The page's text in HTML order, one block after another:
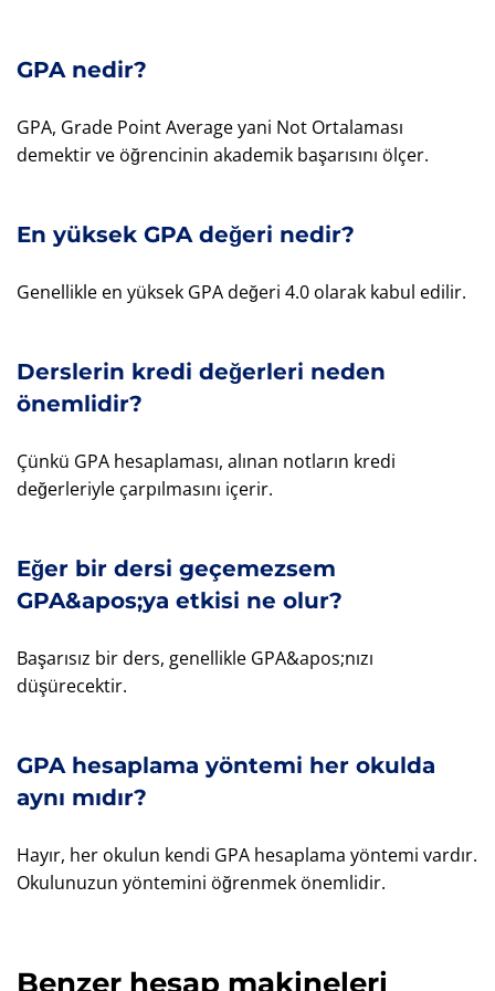
GPA nedir?
GPA, Grade Point Average yani Not Ortalaması
demektir ve öğrencinin akademik başarısını ölçer.
En yüksek GPA değeri nedir?
Genellikle en yüksek GPA değeri 4.0 olarak kabul edilir.
Derslerin kredi değerleri neden
önemlidir?
Çünkü GPA hesaplaması, alınan notların kredi
değerleriyle çarpılmasını içerir.
Eğer bir dersi geçemezsem
GPA&apos;ya etkisi ne olur?
Başarısız bir ders, genellikle GPA&apos;nızı
düşürecektir.
GPA hesaplama yöntemi her okulda
aynı mıdır?
Hayır, her okulun kendi GPA hesaplama yöntemi vardır.
Okulunuzun yöntemini öğrenmek önemlidir.
Benzer hesap makineleri